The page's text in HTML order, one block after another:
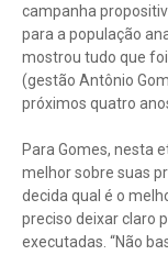
campanha
para a população
mostrou tudo que
(gestão Antônio
próximos quatro
Para Gomes, nesta
melhor sobre suas
decida qual é o
preciso deixar claro
executadas. “Não